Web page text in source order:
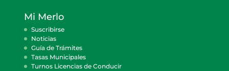
Mi Merlo
Suscribirse
Noticias
Guía de Trámites
Tasas Municipales
Turnos Licencias de Conducir